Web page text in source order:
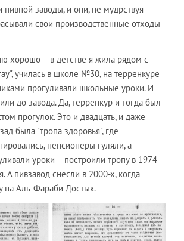
пивной заводы, и они, не мудрствуя
свои производственные отходы
хорошо – в детстве я жила рядом с
училась в школе №30, на терренкуре
прогуливали школьные уроки. И
до завода. Да, терренкур и тогда был
прогулок. Это и двадцать, и даже
была "тропа здоровья", где
пенсионеры гуляли, а
уроки – построили тропу в 1974
А пивзавод снесли в 2000-х, когда
на Аль-Фараби-Достык.